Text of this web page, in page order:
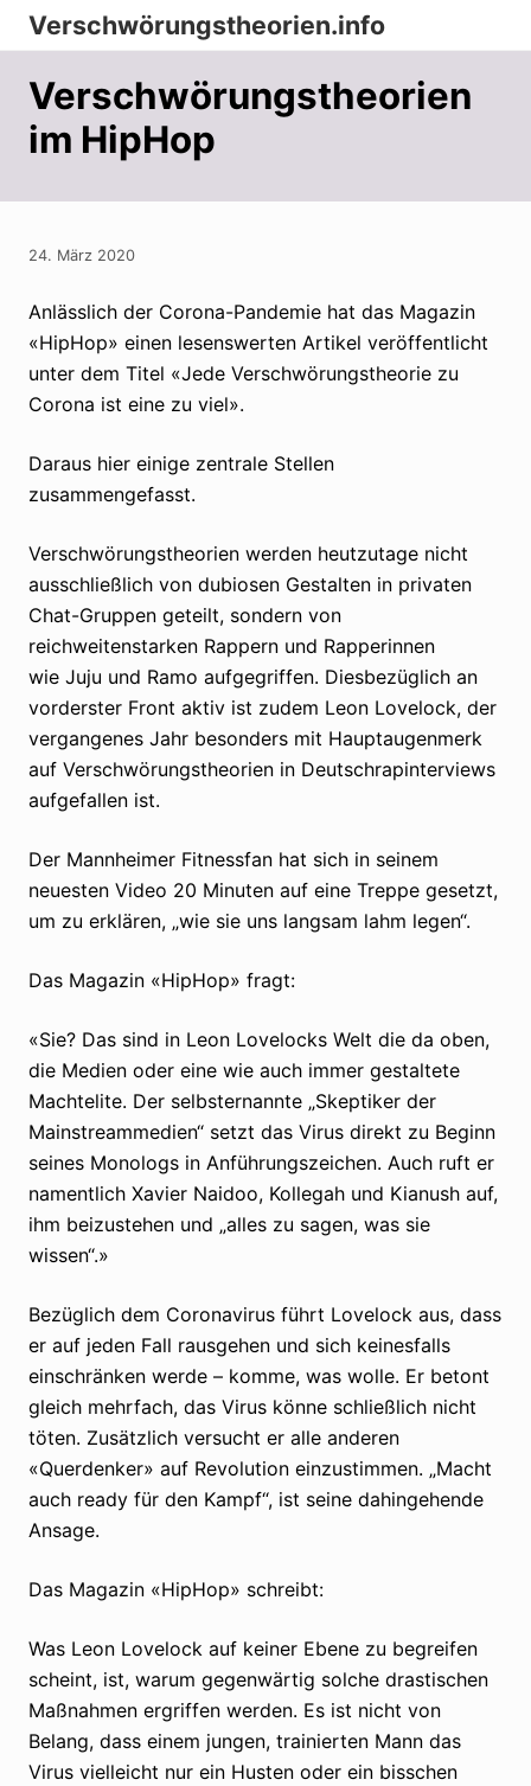
Menu
Zur
Hauptnavigation
springen
Zum
Inhalt
springen
Zur
Seitenspalte
springen
Verschwörungstheorien.info
zu
Merkmalen,
Risiken
Denkens
Verschwörungstheorien
im HipHop
24. März 2020
Anlässlich der Corona-Pandemie hat das Magazin
«HipHop» einen lesenswerten Artikel veröffentlicht
unter dem Titel «Jede Verschwörungstheorie zu
Corona ist eine zu viel».
Daraus hier einige zentrale Stellen
zusammengefasst.
Verschwörungstheorien werden heutzutage nicht
ausschließlich von dubiosen Gestalten in privaten
Chat-Gruppen geteilt, sondern von
reichweitenstarken Rappern und Rapperinnen
wie Juju und Ramo aufgegriffen. Diesbezüglich an
vorderster Front aktiv ist zudem Leon Lovelock, der
vergangenes Jahr besonders mit Hauptaugenmerk
auf Verschwörungstheorien in Deutschrapinterviews
aufgefallen ist.
Der Mannheimer Fitnessfan hat sich in seinem
neuesten Video 20 Minuten auf eine Treppe gesetzt,
um zu erklären, „wie sie uns langsam lahm legen“.
Das Magazin «HipHop» fragt:
«Sie? Das sind in Leon Lovelocks Welt die da oben,
die Medien oder eine wie auch immer gestaltete
Machtelite. Der selbsternannte „Skeptiker der
Mainstreammedien“ setzt das Virus direkt zu Beginn
seines Monologs in Anführungszeichen. Auch ruft er
namentlich Xavier Naidoo, Kollegah und Kianush auf,
ihm beizustehen und „alles zu sagen, was sie
wissen“.»
Bezüglich dem Coronavirus führt Lovelock aus, dass
er auf jeden Fall rausgehen und sich keinesfalls
einschränken werde – komme, was wolle. Er betont
gleich mehrfach, das Virus könne schließlich nicht
töten. Zusätzlich versucht er alle anderen
«Querdenker» auf Revolution einzustimmen. „Macht
auch ready für den Kampf“, ist seine dahingehende
Ansage.
Das Magazin «HipHop» schreibt:
Was Leon Lovelock auf keiner Ebene zu begreifen
scheint, ist, warum gegenwärtig solche drastischen
Maßnahmen ergriffen werden. Es ist nicht von
Belang, dass einem jungen, trainierten Mann das
Virus vielleicht nur ein Husten oder ein bisschen